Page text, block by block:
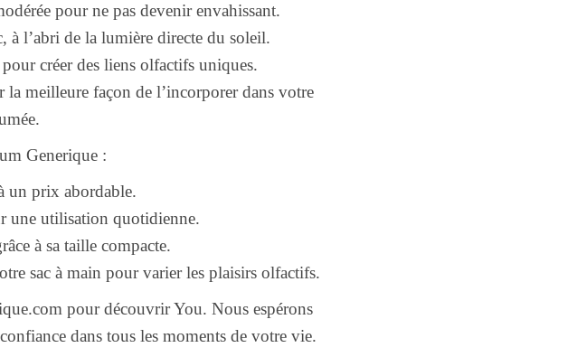
pour ne pas devenir envahissant.
à l’abri de la lumière directe du soleil.
créer des liens olfactifs uniques.
meilleure façon de l’incorporer dans votre
Generique :
un prix abordable.
une utilisation quotidienne.
à sa taille compacte.
sac à main pour varier les plaisirs olfactifs.
pour découvrir You. Nous espérons
dans tous les moments de votre vie.